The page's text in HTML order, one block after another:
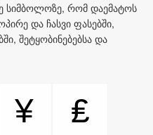
სიმბოლოზე, რომ დაემატოს
და ჩასვი ფასებში,
შეტყობინებებსა და
¥
₤